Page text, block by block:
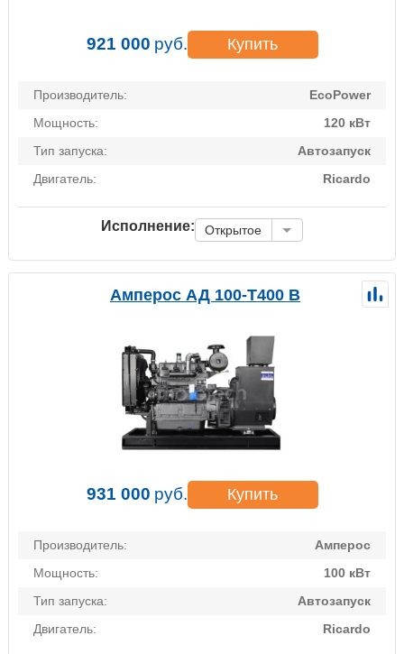
921 000 руб. Купить
Производитель:
EcoPower
Мощность:
120 кВт
Тип запуска:
Автозапуск
Двигатель:
Ricardo
Исполнение: Открытое
Амперос АД 100-Т400 B
931 000 руб. Купить
Производитель:
Амперос
Мощность:
100 кВт
Тип запуска:
Автозапуск
Двигатель:
Ricardo